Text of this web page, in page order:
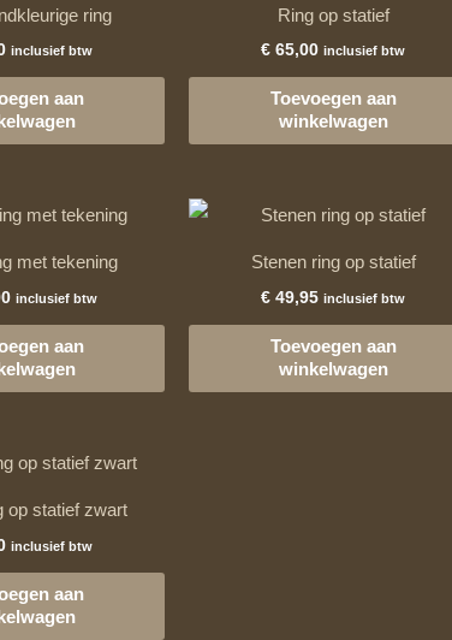
ring
inclusief btw
aan
Ring op statief
€ 65,00 inclusief btw
Toevoegen aan
winkelwagen
met tekening
inclusief btw
aan
Stenen ring op statief
€ 49,95 inclusief btw
Toevoegen aan
winkelwagen
op statief zwart
inclusief btw
aan